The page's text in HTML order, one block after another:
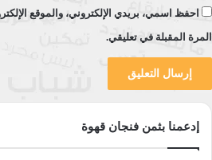
احفظ اسمي، بريدي الإلكتروني، والموقع
المرة المقبلة في تعليقي.
إدعمنا بثمن فنجان قهوة